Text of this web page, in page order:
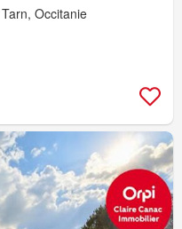
Occitanie